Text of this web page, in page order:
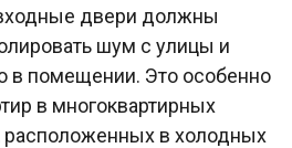
двери должны
шум с улицы и
в помещении. Это особенно
в многоквартирных
в холодных